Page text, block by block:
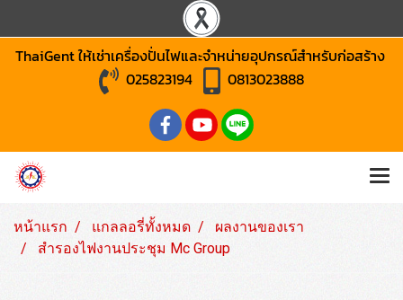
ThaiGent ให้เช่าเครื่องปั่นไฟและจำหน่ายอุปกรณ์สำหรับก่อสร้าง
025823194
0813023888
หน้าแรก แกลลอรี่ทั้งหมด
ผลงานของเรา
สำรองไฟงานประชุม Mc Group